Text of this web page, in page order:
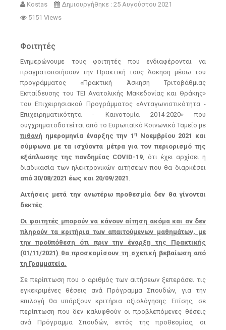
Kostas
Δημιουργήθηκε : 25 Αυγούστου 2021
5151 Views
Φοιτητές
Ενημερώνουμε τους φοιτητές που ενδιαφέρονται να
πραγματοποιήσουν την Πρακτική τους Άσκηση μέσω του
προγράμματος «Πρακτική Άσκηση Τριτοβάθμιας
Εκπαίδευσης του ΤΕΙ Ανατολικής Μακεδονίας και Θράκης»
του Επιχειρησιακού Προγράμματος «Ανταγωνιστικότητα -
Επιχειρηματικότητα - Καινοτομία 2014-2020» που
συγχρηματοδοτείται από το Ευρωπαϊκό Κοινωνικό Ταμείο με
πιθανή ημερομηνία έναρξης την 1η
Νοεμβρίου 2021 και
σύμφωνα με τα ισχύοντα μέτρα για τον περιορισμό της
εξάπλωσης της πανδημίας COVID-19, ότι έχει αρχίσει η
διαδικασία των ηλεκτρονικών αιτήσεων που θα διαρκέσει
από 30/08/2021 έως και 20/09/2021 .
Αιτήσεις μετά την ανωτέρω προθεσμία δεν θα γίνονται
δεκτές.
Οι φοιτητές μπορούν να κάνουν αίτηση ακόμα και αν δεν
πληρούν τα κριτήρια των απαιτούμενων μαθημάτων, με
την προϋπόθεση ότι πριν την έναρξη της Πρακτικής
(01/11/2021) θα προσκομίσουν τη σχετική βεβαίωση από
τη Γραμματεία.
Σε περίπτωση που ο αριθμός των αιτήσεων ξεπεράσει τις
εγκεκριμένες θέσεις ανά Πρόγραμμα Σπουδών, για την
επιλογή θα υπάρξουν κριτήρια αξιολόγησης. Επίσης, σε
περίπτωση που δεν καλυφθούν οι προβλεπόμενες θέσεις
ανά Πρόγραμμα Σπουδών, εντός της προθεσμίας, οι